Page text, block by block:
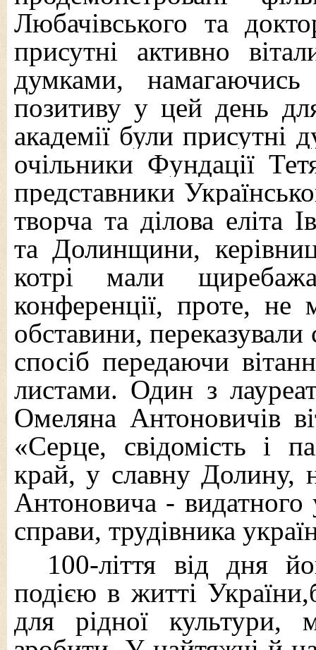
Любачівського та
присутні активно
думками,
позитиву у цей день
академії були присутні
очільники Фундації
представники
творча та ділова еліта
та Долинщини,
котрі мали щире
конференції, проте, не
обставини,
спосіб передаючи
листами. Один з
Омеляна Антоновичів
«Серце, свідомість і
край, у славну Долину,
Антоновича - видатного
справи, трудівника
100-ліття від дня
подією в житті України,
для рідної